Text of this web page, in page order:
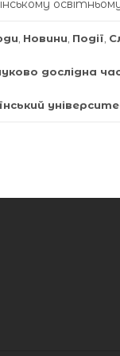
Новини Події
дослідна